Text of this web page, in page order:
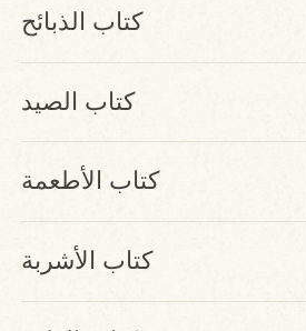
كتاب الذبائح
كتاب الصيد
كتاب الأطعمة
كتاب الأشربة